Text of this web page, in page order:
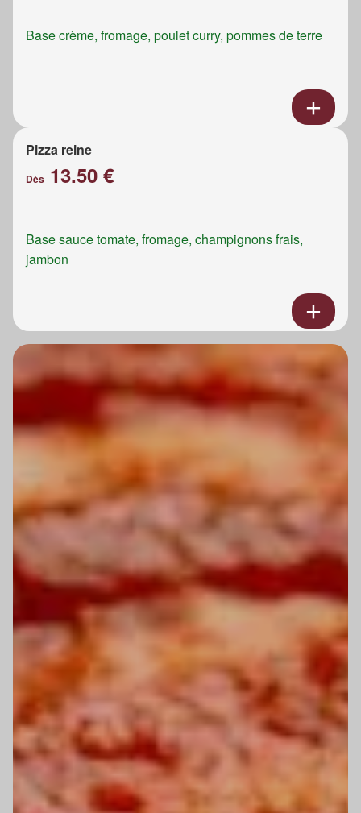
Base crème, fromage, poulet curry, pommes de terre
Pizza reine
Dès 13.50 €
Base sauce tomate, fromage, champignons frais,
jambon